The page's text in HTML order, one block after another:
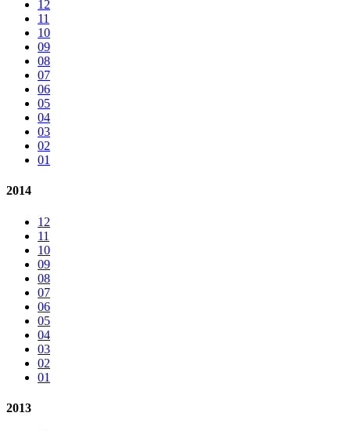
12
11
10
09
08
07
06
05
04
03
02
01
2014
12
11
10
09
08
07
06
05
04
03
02
01
2013